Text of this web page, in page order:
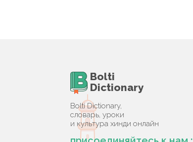
Bolti
Dictionary
Bolti Dictionary,
словарь, уроки
и культура хинди онлайн